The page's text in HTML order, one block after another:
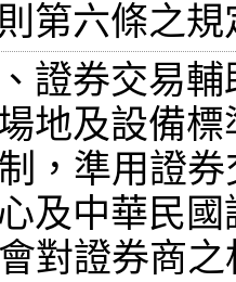
第六條之規
證券交易
地及設備
及中華民
會對證券